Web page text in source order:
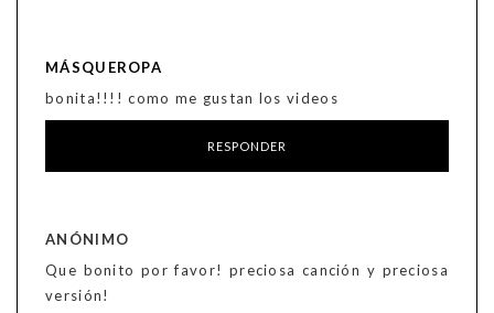
MÁSQUEROPA
bonita!!!! como me gustan los videos
RESPONDER
ANÓNIMO
Que bonito por favor! preciosa canción y preciosa
versión!